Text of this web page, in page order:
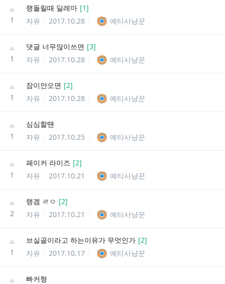
1
랭돌릴때 딜레마 [1]
자유
2017.10.28 예티사냥꾼
1
댓글 너무많이쓰면 [3]
자유
2017.10.28 예티사냥꾼
1
잠이안오면 [2]
자유
2017.10.28 예티사냥꾼
1
심심할땐
자유
2017.10.25 예티사냥꾼
1
페이커 라이즈 [2]
자유
2017.10.21 예티사냥꾼
2
랭겜 ㄹㅇ [2]
자유
2017.10.21 예티사냥꾼
1
브실골이라고 하는이유가 무엇인가 [2]
자유
2017.10.17 예티사냥꾼
빠커형